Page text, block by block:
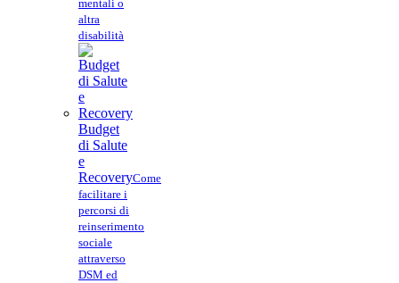
mentali o
altra
disabilità
Budget
di Salute
e
RecoveryCome
facilitare i
percorsi di
reinserimento
sociale
attraverso
DSM ed